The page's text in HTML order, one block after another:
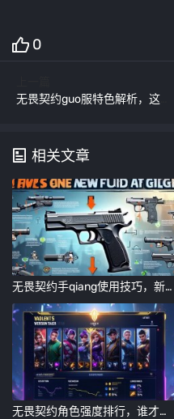
0
无畏契约guo服特色解析，这些亮点你发现了吗？
相关文章
无畏契约手qiang使用技巧，新手也能轻松上手的实战指南
无畏契约角色强度排行，谁才是当前版本的王者？